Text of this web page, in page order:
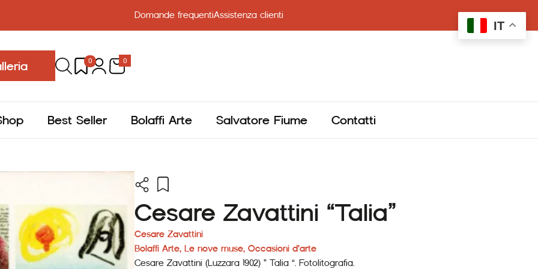
Domande frequentiAssistenza clienti
0 0
Best Seller Bolaffi Arte Salvatore Fiume Contatti
Cesare Zavattini “Talia”
Cesare Zavattini
Bolaffi Arte, Le nove muse, Occasioni d'arte
Cesare Zavattini (Luzzara 1902) ” Talia “. Fotolitografia.
IT